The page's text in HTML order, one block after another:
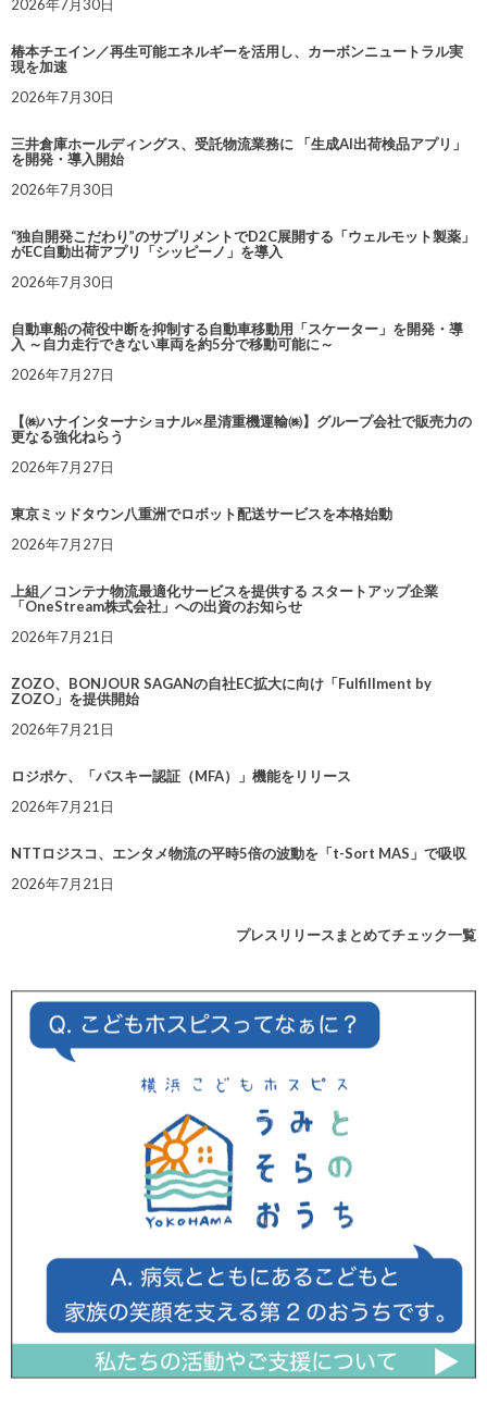
2026年7月30日
椿本チエイン／再生可能エネルギーを活用し、カーボンニュートラル実
現を加速
2026年7月30日
三井倉庫ホールディングス、受託物流業務に 「生成AI出荷検品アプリ」
を開発・導入開始
2026年7月30日
“独自開発こだわり”のサプリメントでD2C展開する「ウェルモット製薬」
がEC自動出荷アプリ「シッピーノ」を導入
2026年7月30日
自動車船の荷役中断を抑制する自動車移動用「スケーター」を開発・導
入 ～自力走行できない車両を約5分で移動可能に～
2026年7月27日
【㈱ハナインターナショナル×星清重機運輸㈱】グループ会社で販売力の
更なる強化ねらう
2026年7月27日
東京ミッドタウン八重洲でロボット配送サービスを本格始動
2026年7月27日
上組／コンテナ物流最適化サービスを提供する スタートアップ企業
「OneStream株式会社」への出資のお知らせ
2026年7月21日
ZOZO、BONJOUR SAGANの自社EC拡大に向け「Fulfillment by
ZOZO」を提供開始
2026年7月21日
ロジポケ、「パスキー認証（MFA）」機能をリリース
2026年7月21日
NTTロジスコ、エンタメ物流の平時5倍の波動を「t-Sort MAS」で吸収
2026年7月21日
プレスリリースまとめてチェック一覧